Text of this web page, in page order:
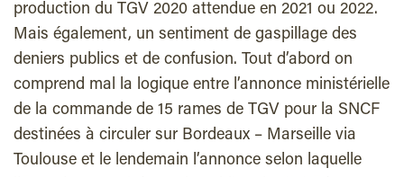
production du TGV 2020 attendue en 2021 ou 2022.
Mais également, un sentiment de gaspillage des
deniers publics et de confusion. Tout d’abord on
comprend mal la logique entre l’annonce ministérielle
de la commande de 15 rames de TGV pour la SNCF
destinées à circuler sur Bordeaux – Marseille via
Toulouse et le lendemain l’annonce selon laquelle